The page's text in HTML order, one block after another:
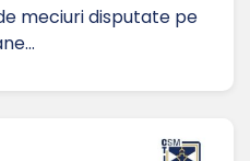
meciuri disputate pe